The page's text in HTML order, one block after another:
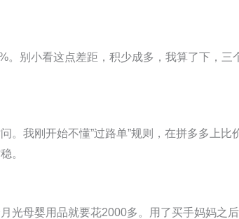
别小看这点差距，积少成多，我算了下，三
。我刚开始不懂”过路单”规则，在拼多多上
。
光母婴用品就要花2000多。用了买手妈妈之